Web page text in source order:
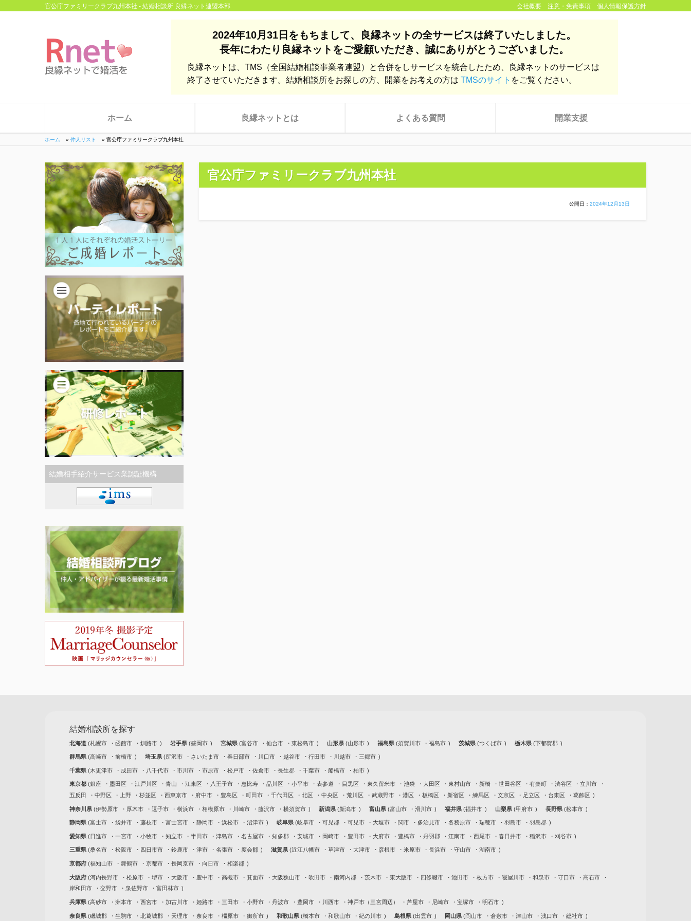
官公庁ファミリークラブ九州本社 - 結婚相談所 良縁ネット連盟本部 会社概要 注意・免責事項 個人情報保護方針
2024年10月31日をもちまして、
良縁ネットの全サービスは終了いたしました。
長年にわたり良縁ネットをご愛顧いただき、 誠にありがとうございました。
良縁ネットは、TMS（全国結婚相談事業者連盟）と合併をしサービスを統合したため、良縁ネットのサービスは
終了させていただきます。結婚相談所をお探しの方、開業をお考えの方は TMSのサイト をご覧ください。
ホーム 良縁ネットとは よくある質問 開業支援
ホーム » 仲人リスト » 官公庁ファミリークラブ九州本社
結婚相手紹介サービス業認証機構
官公庁ファミリークラブ九州本社
公開日： 2024年12月13日
結婚相談所を探す
北海道 札幌市 函館市 釧路市 岩手県 盛岡市 宮城県 富谷市 仙台市 東松島市 山形県 山形市 福島県 須賀川市 福島市 茨城県 つくば市 栃木県 下都賀郡
群馬県 高崎市 前橋市 埼玉県 所沢市 さいたま市 春日部市 川口市 越谷市 行田市 川越市 三郷市
千葉県 木更津市 成田市 八千代市 市川市 市原市 松戸市 佐倉市 長生郡 千葉市 船橋市 柏市
東京都 銀座 墨田区 江戸川区 青山 江東区 八王子市 恵比寿 品川区 小平市 表参道 目黒区 東久留米市 池袋 大田区 東村山市 新橋 世田谷区 有楽町 渋谷区
立川市
五反田
中野区 上野 杉並区 西東京市 府中市 豊島区 町田市 千代田区 北区 中央区 荒川区 武蔵野市 港区 板橋区 新宿区 練馬区 文京区 足立区 台東区 葛飾区
神奈川県 伊勢原市 厚木市 逗子市 横浜市 相模原市 川崎市 藤沢市 横須賀市 新潟県 新潟市 富山県 富山市 滑川市 福井県 福井市 山梨県 甲府市 長野県 松本市
静岡県 富士市 袋井市 藤枝市 富士宮市 静岡市 浜松市 沼津市 岐阜県 岐阜市 可児郡 可児市 大垣市 関市 多治見市 各務原市 瑞穂市 羽島市 羽島郡
愛知県 日進市 一宮市 小牧市 知立市 半田市 津島市 名古屋市 知多郡 安城市 岡崎市 豊田市 大府市 豊橋市 丹羽郡 江南市 西尾市 春日井市 稲沢市 刈谷市
三重県 桑名市 松阪市 四日市市 鈴鹿市 津市 名張市 度会郡 滋賀県 近江八幡市 草津市 大津市 彦根市 米原市 長浜市 守山市 湖南市
京都府 福知山市 舞鶴市 京都市 長岡京市 向日市 相楽郡
大阪府 河内長野市 松原市 堺市 大阪市 豊中市 高槻市 箕面市 大阪狭山市 吹田市 南河内郡 茨木市 東大阪市 四條畷市 池田市 枚方市 寝屋川市 和泉市 守口市
高石市
岸和田市
交野市 泉佐野市 富田林市
兵庫県 高砂市 洲本市 西宮市 加古川市 姫路市 三田市 小野市 丹波市 豊岡市 川西市 神戸市（三宮周辺） 芦屋市 尼崎市 宝塚市 明石市
奈良県 磯城郡 生駒市 北葛城郡 天理市 奈良市 橿原市 御所市 和歌山県 橋本市 和歌山市 紀の川市 島根県 出雲市 岡山県 岡山市 倉敷市 津山市 浅口市 総社市